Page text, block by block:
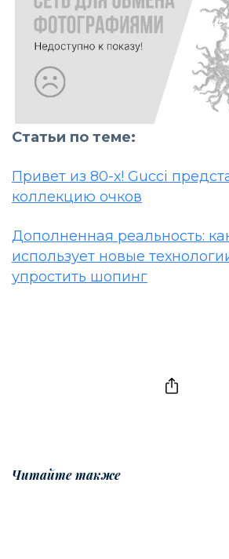
Статьи по теме:
Привет из 80-х! Gucci
коллекцию очков
Дополненная реальность:
использует новые
упростить шопинг
Читайте также